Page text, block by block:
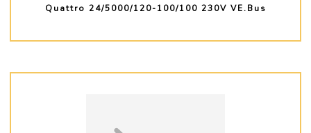
Quattro 24/5000/120-100/100 230V VE.Bus